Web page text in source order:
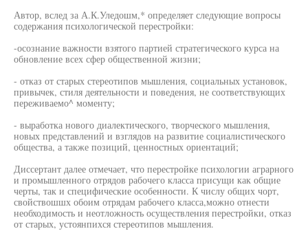
Автор, вслед за А.К.Уледошм,* определяет следующие вопросы
содержания психологической перестройки:
-осознание важности взятого партией стратегического курса на
обновление всех сфер общественной жизни;
- отказ от старых стереотипов мышления, социальных установок,
привычек, стиля деятельности и поведения, не соответствующих
переживаемо^ моменту;
- выработка нового диалектического, творческого мышления,
новых представлений и взглядов на развитие социалистического
общества, а также позиций, ценностных ориентаций;
Диссертант далее отмечает, что перестройке психологии аграрного
и промышленного отрядов рабочего класса присущи как общие
черты, так и специфические особенности. К числу общих чорт,
свойствошшх обоим отрядам рабочего класса,можно отнести
необходимость и неотложность осуществления перестройки, отказ
от старых, устоянпихся стереотипов мышления.